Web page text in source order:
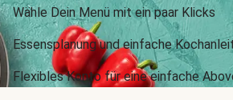
Wähle Dein Menü mit ein paar Klicks
Essensplanung und einfache
Flexibles Konto für eine einfache